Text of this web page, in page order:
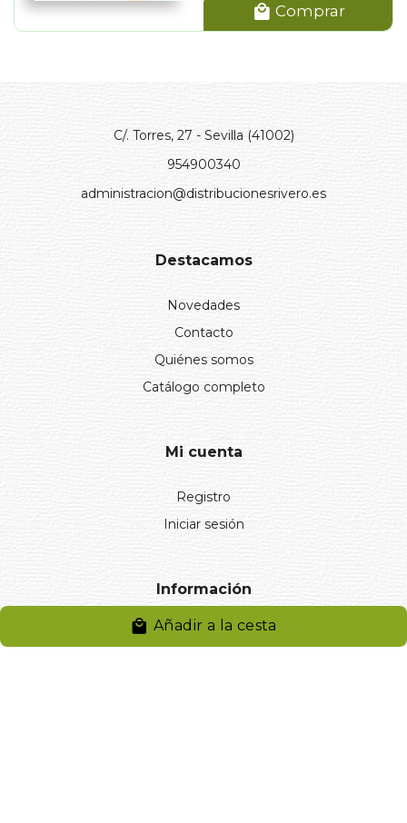
Añadir a la cesta
Comprar
C/. Torres, 27 - Sevilla (41002)
954900340
administracion@distribucionesrivero.es
Destacamos
Novedades
Contacto
Quiénes somos
Catálogo completo
Mi cuenta
Registro
Iniciar sesión
Información
Aviso legal